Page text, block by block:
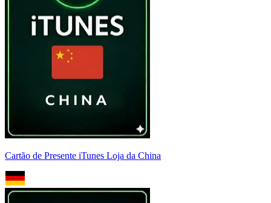
Cartão de Presente iTunes Loja da China